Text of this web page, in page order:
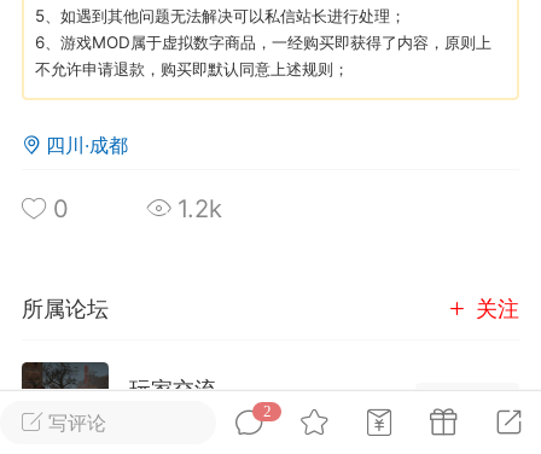
02-10 15:45
电脑端 其他&工具
卖挂
禁止发布联机可用的作弊模组，
单机辅助引流私下售卖服务器外挂！
作弊模组在联机服务器使用,为了维护游
模组的发布行为：1. *...
大人
Lv.8
写评论
2
5、如遇到其他问题无法解决可以私信站长进行处理；
6、游戏MOD属于虚拟数字商品，一经购买即获得了内容，原则上
不允许申请退款，购买即默认同意上述规则；
四川·成都
0 1.2k
所属论坛 关注
玩家交流
15487内容
进入论坛